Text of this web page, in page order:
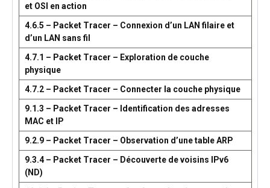
et OSI en action
4.6.5 – Packet Tracer – Connexion d’un LAN filaire et
d’un LAN sans fil
4.7.1 – Packet Tracer – Exploration de couche
physique
4.7.2 – Packet Tracer – Connecter la couche physique
9.1.3 – Packet Tracer – Identification des adresses
MAC et IP
9.2.9 – Packet Tracer – Observation d’une table ARP
9.3.4 – Packet Tracer – Découverte de voisins IPv6
(ND)